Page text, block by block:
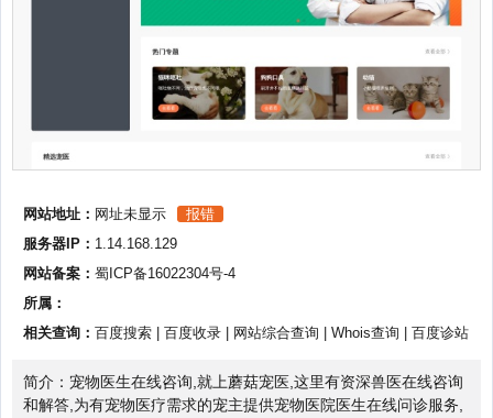
网站地址： 网址未显示
报错
服务器IP： 1.14.168.129
网站备案： 蜀ICP备16022304号-4
所属：
相关查询： 百度搜索 百度收录 网站综合查询 Whois查询 百度诊站
简介：宠物医生在线咨询,就上蘑菇宠医,这里有资深兽医在线咨询
和解答,为有宠物医疗需求的宠主提供宠物医院医生在线问诊服务,